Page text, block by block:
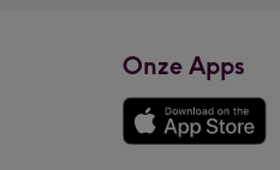
Onze Apps